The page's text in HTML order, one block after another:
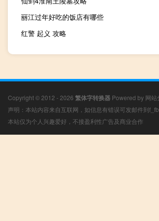
丽江过年好吃的饭店有哪些
红警 起义 攻略
Copyright © 2012 - 2026 繁体字转换器 Powered by 网站
声明：本站内容来自互联网，如信息有错误可发邮件到
本站仅为个人兴趣爱好，不接盈利性广告及商业合作